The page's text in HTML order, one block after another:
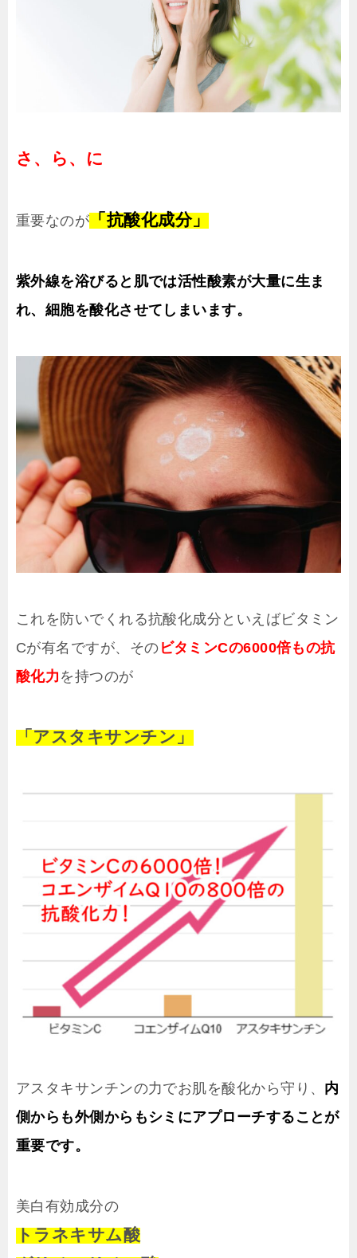
さ、ら、に
重要なのが 「抗酸化成分」
紫外線を浴びると肌では活性酸素が大量に生ま
れ、細胞を酸化させてしまいます。
これを防いでくれる抗酸化成分といえばビタミン
Cが有名ですが、その ビタミンCの6000倍もの抗
酸化力 を持つのが
「アスタキサンチン」
アスタキサンチンの力でお肌を酸化から守り、 内
側からも外側からもシミにアプローチすることが
重要です。
美白有効成分の
トラネキサム酸